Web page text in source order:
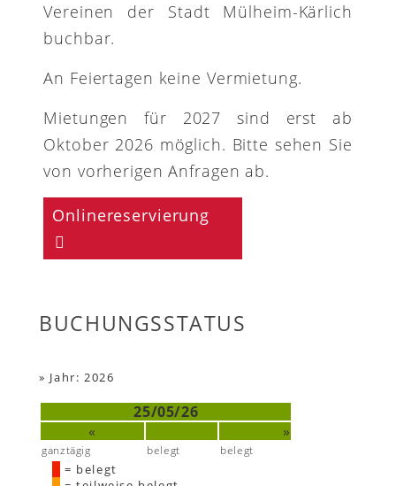
Vereinen der Stadt Mülheim-Kärlich
buchbar.
An Feiertagen keine Vermietung.
Mietungen für 2027 sind erst ab
Oktober 2026 möglich. Bitte sehen Sie
von vorherigen Anfragen ab.
Onlinereservierung
BUCHUNGSSTATUS
» Jahr: 2026
25/05/26
«
»
ganztägig belegt belegt
= belegt